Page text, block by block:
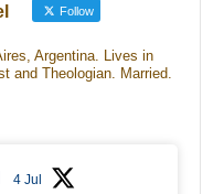
Follow
Argentina. Lives in
and Theologian. Married.
4 Jul